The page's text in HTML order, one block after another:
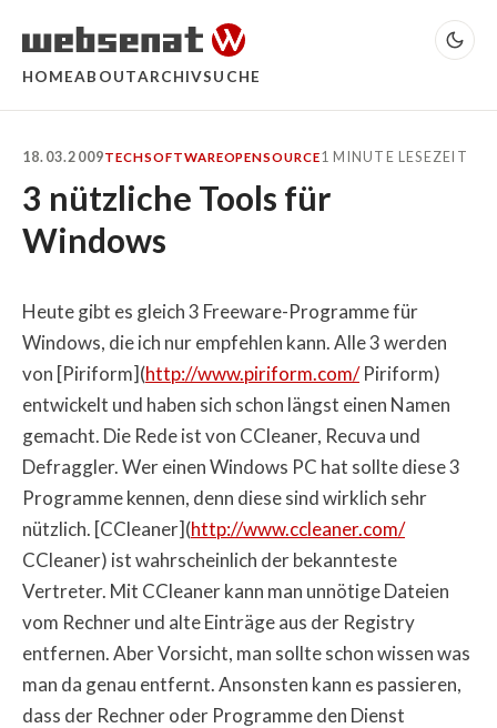
HOMEABOUTARCHIVSUCHE
18.03.2009TECHSOFTWAREOPENSOURCE1 MINUTE LESEZEIT
3 nützliche Tools für
Windows
Heute gibt es gleich 3 Freeware-Programme für
Windows, die ich nur empfehlen kann. Alle 3 werden
von [Piriform](http://www.piriform.com/Piriform)
entwickelt und haben sich schon längst einen Namen
gemacht. Die Rede ist von CCleaner, Recuva und
Defraggler. Wer einen Windows PC hat sollte diese 3
Programme kennen, denn diese sind wirklich sehr
nützlich. [CCleaner](http://www.ccleaner.com/
CCleaner) ist wahrscheinlich der bekannteste
Vertreter. Mit CCleaner kann man unnötige Dateien
vom Rechner und alte Einträge aus der Registry
entfernen. Aber Vorsicht, man sollte schon wissen was
man da genau entfernt. Ansonsten kann es passieren,
dass der Rechner oder Programme den Dienst